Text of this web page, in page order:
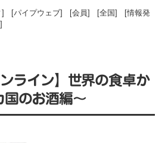
] [パイプウェブ] [会員] [全国] [情報発
]
ライン】世界の食卓か
国のお酒編～